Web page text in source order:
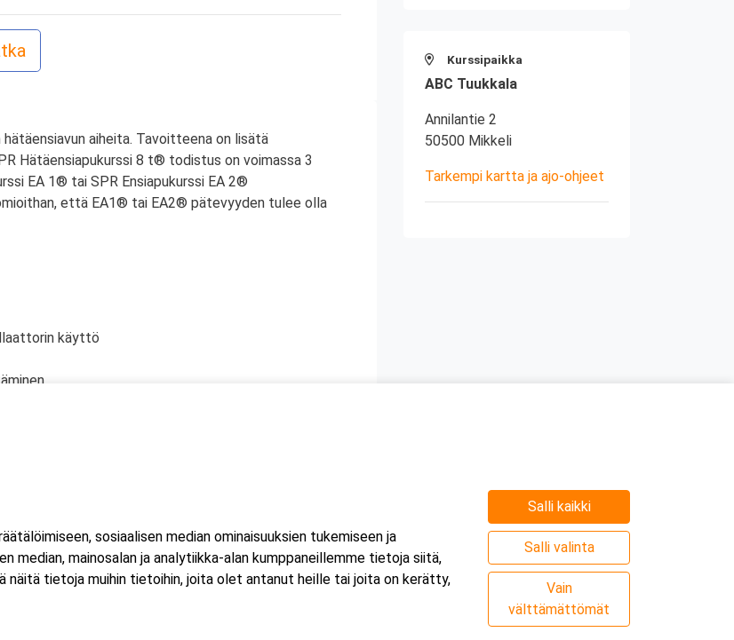
aiheita. Tavoitteena on lisätä
Hätäensiapukurssi 8 t® todistus on voimassa 3
EA 1® tai SPR Ensiapukurssi EA 2®
että EA1® tai EA2® pätevyyden tulee olla
käyttö
ja linja-auton kuljettajien ammattipätevyyden
Kurssipaikka
ABC Tuukkala
Annilantie 2
50500 Mikkeli
Tarkempi kartta ja ajo-ohjeet
sosiaalisen median ominaisuuksien tukemiseen ja
median, mainosalan ja analytiikka-alan kumppaneillemme tietoja siitä,
näitä tietoja muihin tietoihin, joita olet antanut heille tai joita on kerätty,
Salli kaikki
Salli valinta
Vain
välttämättömät